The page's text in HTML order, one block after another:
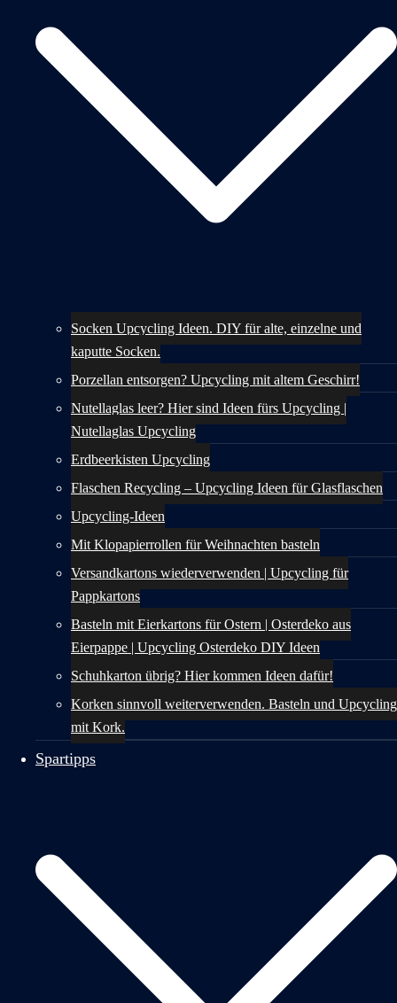
Socken Upcycling Ideen. DIY für alte, einzelne und
kaputte Socken.
Porzellan entsorgen? Upcycling mit altem Geschirr!
Nutellaglas leer? Hier sind Ideen fürs Upcycling |
Nutellaglas Upcycling
Erdbeerkisten Upcycling
Flaschen Recycling – Upcycling Ideen für Glasflaschen
Upcycling-Ideen
Mit Klopapierrollen für Weihnachten basteln
Versandkartons wiederverwenden | Upcycling für
Pappkartons
Basteln mit Eierkartons für Ostern | Osterdeko aus
Eierpappe | Upcycling Osterdeko DIY Ideen
Schuhkarton übrig? Hier kommen Ideen dafür!
Korken sinnvoll weiterverwenden. Basteln und Upcycling
mit Kork.
Spartipps